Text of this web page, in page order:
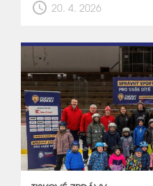
schedule 20. 4. 2026